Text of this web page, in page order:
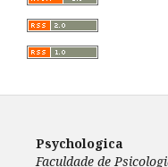
Psychologica
Faculdade de